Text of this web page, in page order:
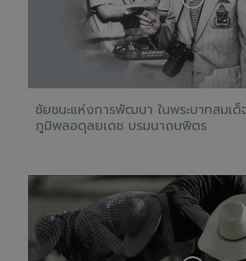
ชัยชนะแห่งการพัฒนา ในพระบาทสมเด็
ภูมิพลอดุลยเดช บรมนาถบพิตร